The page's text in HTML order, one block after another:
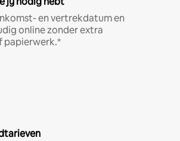
en vertrekdatum en
online zonder extra
papierwerk.*